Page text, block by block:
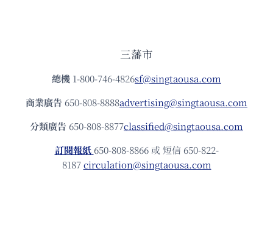
三藩市
總機 1-800-746-4826sf@singtaousa.com
商業廣告 650-808-8888advertising@singtaousa.com
分類廣告 650-808-8877classified@singtaousa.com
訂閱報紙 650-808-8866 或 短信 650-822-
8187circulation@singtaousa.com